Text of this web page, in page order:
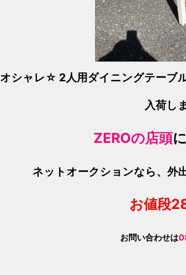
シャレ☆ 2人用ダイニングテーブ
入荷し
ZEROの店頭
ネットオークションなら、
お値段
お問い合わせは